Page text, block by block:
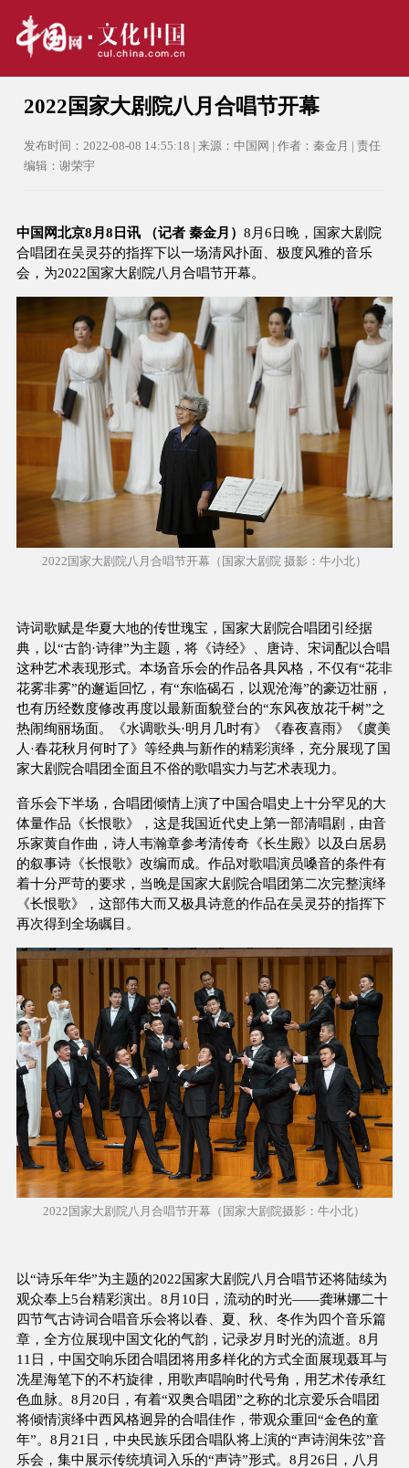
2022国家大剧院八月合唱节开幕
发布时间：2022-08-08 14:55:18 | 来源：中国网 | 作者：秦金月 | 责任
编辑：谢荣宇
中国网北京8月8日讯 （记者 秦金月） 8月6日晚，国家大剧院
合唱团在吴灵芬的指挥下以一场清风扑面、极度风雅的音乐
会，为2022国家大剧院八月合唱节开幕。
2022国家大剧院八月合唱节开幕（国家大剧院 摄影：牛小北）
诗词歌赋是华夏大地的传世瑰宝，国家大剧院合唱团引经据
典，以“古韵·诗律”为主题，将《诗经》、唐诗、宋词配以合唱
这种艺术表现形式。本场音乐会的作品各具风格，不仅有“花非
花雾非雾”的邂逅回忆，有“东临碣石，以观沧海”的豪迈壮丽，
也有历经数度修改再度以最新面貌登台的“东风夜放花千树”之
热闹绚丽场面。《水调歌头·明月几时有》《春夜喜雨》《虞美
人·春花秋月何时了》等经典与新作的精彩演绎，充分展现了国
家大剧院合唱团全面且不俗的歌唱实力与艺术表现力。
音乐会下半场，合唱团倾情上演了中国合唱史上十分罕见的大
体量作品《长恨歌》，这是我国近代史上第一部清唱剧，由音
乐家黄自作曲，诗人韦瀚章参考清传奇《长生殿》以及白居易
的叙事诗《长恨歌》改编而成。作品对歌唱演员嗓音的条件有
着十分严苛的要求，当晚是国家大剧院合唱团第二次完整演绎
《长恨歌》，这部伟大而又极具诗意的作品在吴灵芬的指挥下
再次得到全场瞩目。
2022国家大剧院八月合唱节开幕（国家大剧院摄影：牛小北）
以“诗乐年华”为主题的2022国家大剧院八月合唱节还将陆续为
观众奉上5台精彩演出。8月10日，流动的时光——龚琳娜二十
四节气古诗词合唱音乐会将以春、夏、秋、冬作为四个音乐篇
章，全方位展现中国文化的气韵，记录岁月时光的流逝。8月
11日，中国交响乐团合唱团将用多样化的方式全面展现聂耳与
冼星海笔下的不朽旋律，用歌声唱响时代号角，用艺术传承红
色血脉。8月20日，有着“双奥合唱团”之称的北京爱乐合唱团
将倾情演绎中西风格迥异的合唱佳作，带观众重回“金色的童
年”。8月21日，中央民族乐团合唱队将上演的“声诗润朱弦”音
乐会，集中展示传统填词入乐的“声诗”形式。8月26日，八月